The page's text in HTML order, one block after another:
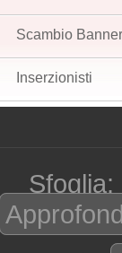
Scambio Banner
Inserzionisti
Sfoglia: